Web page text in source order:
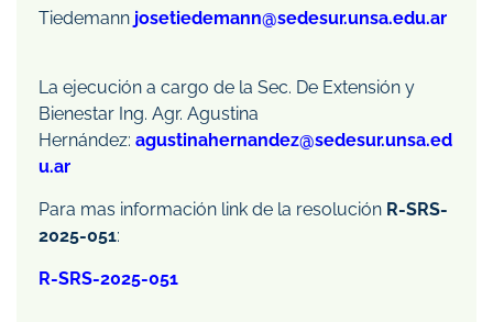
Tiedemann josetiedemann@sedesur.unsa.edu.ar
La ejecución a cargo de la Sec. De Extensión y
Bienestar Ing. Agr. Agustina
Hernández: agustinahernandez@sedesur.unsa.ed
u.ar
Para mas información link de la resolución R-SRS-
2025-051:
R-SRS-2025-051